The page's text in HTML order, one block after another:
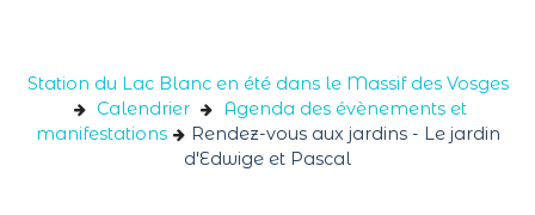
Station du Lac Blanc en été dans le Massif des Vosges
Calendrier
Agenda des évènements et
manifestations
Rendez-vous aux jardins - Le jardin
d'Edwige et Pascal